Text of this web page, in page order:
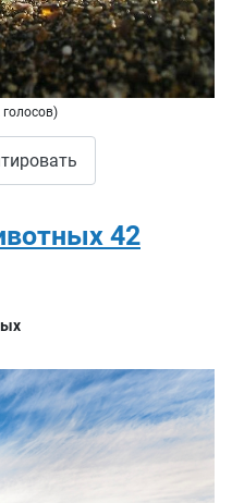
42